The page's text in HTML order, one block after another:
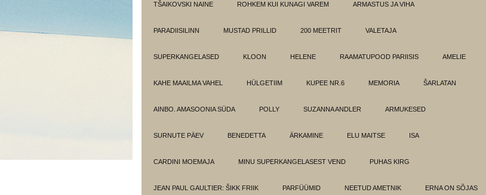
TŠAIKOVSKI NAINE ROHKEM KUI KUNAGI VAREM ARMASTUS JA VIHA
PARADIISILINN MUSTAD PRILLID 200 MEETRIT VALETAJA
SUPERKANGELASED KLOON HELENE RAAMATUPOOD PARIISIS AMELIE
KAHE MAAILMA VAHEL HÜLGETIIM KUPEE NR.6 MEMORIA ŠARLATAN
AINBO. AMASOONIA SÜDA POLLY SUZANNA ANDLER ARMUKESED
SURNUTE PÄEV BENEDETTA ÄRKAMINE ELU MAITSE ISA
CARDINI MOEMAJA MINU SUPERKANGELASEST VEND PUHAS KIRG
JEAN PAUL GAULTIER: ŠIKK FRIIK PARFÜÜMID NEETUD AMETNIK ERNA ON SÕJAS